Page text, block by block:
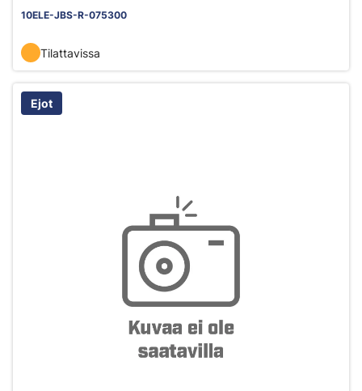
10ELE-JBS-R-075300
Tilattavissa
Ejot